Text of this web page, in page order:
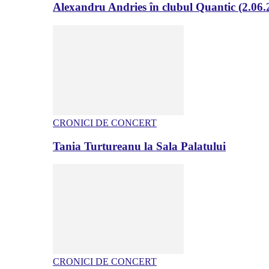
Alexandru Andries în clubul Quantic
CRONICI DE CONCERT
Tania Turtureanu la Sala Palatului
CRONICI DE CONCERT